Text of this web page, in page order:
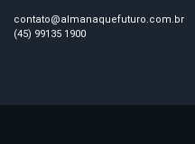
contato@almanaquefuturo.com.br
(45) 99135 1900